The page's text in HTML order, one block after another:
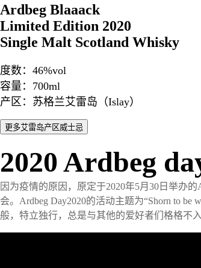
Ardbeg Blaaack
Limited Edition 2020
Single Malt Scotland Whisky
度数：46%vol
容量：700ml
产区：苏格兰艾雷岛（Islay）
2020 Ardbeg
因为疫情的原因，原定于2020年5月30日举办
会。Ardbeg Day2020的活动主题为“Shorn to
般，特立独行，总是与其他的爱好者们格格不